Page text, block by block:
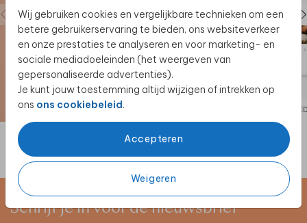
Wij gebruiken cookies en vergelijkbare technieken om een
betere gebruikerservaring te bieden, ons websiteverkeer
en onze prestaties te analyseren en voor marketing- en
sociale mediadoeleinden (het weergeven van
gepersonaliseerde advertenties).
Je kunt jouw toestemming altijd wijzigen of intrekken op
ons ons cookiebeleid.
Accepteren
Weigeren
BEDANKKAART
Schrijf je in voor de nieuwsbrief